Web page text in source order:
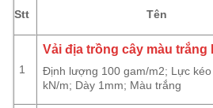
Stt Tên
1
Vải địa trồng cây màu trắng
Định lượng 100 gam/m2; Lực
kN/m; Dày 1mm; Màu trắng